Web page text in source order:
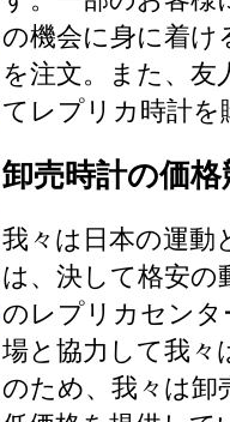
の機会に身に着
を注文。また、
てレプリカ時計
卸売時計の価
我々は日本の運動
は、決して格安の
のレプリカセン
場と協力して我々
のため、我々は卸